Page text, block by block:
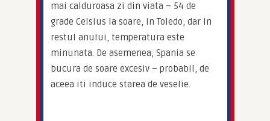
mai calduroasa zi din viata – 54 de
grade Celsius la soare, in Toledo, dar in
restul anului, temperatura este
minunata. De asemenea, Spania se
bucura de soare excesiv – probabil, de
aceea iti induce starea de veselie.